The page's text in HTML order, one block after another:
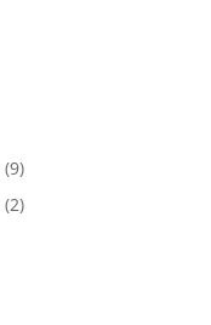
(9)
(2)